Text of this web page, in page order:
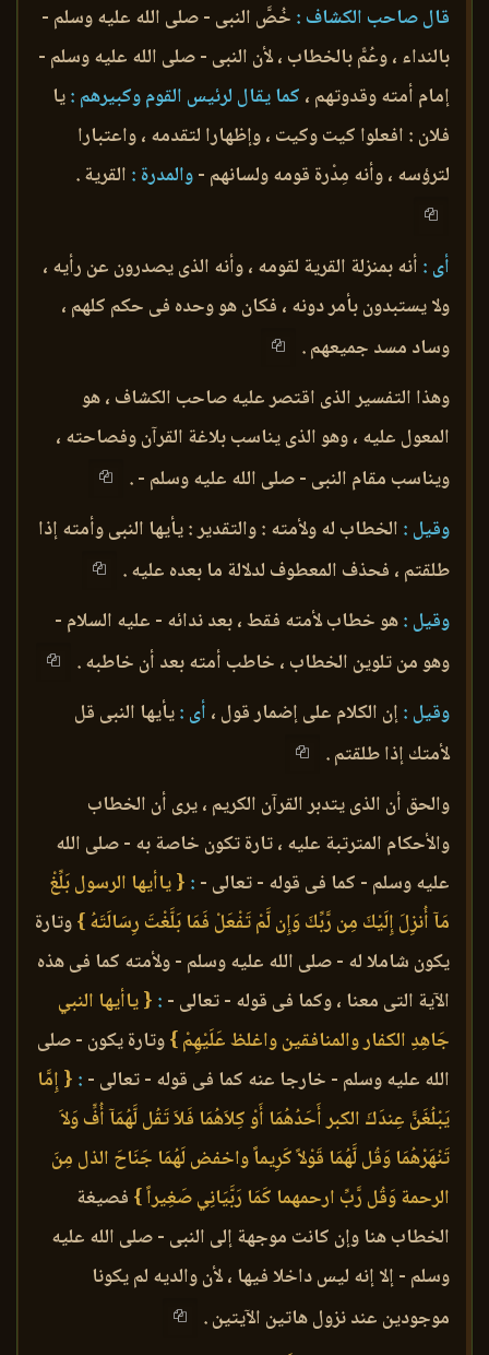
قال صاحب الكشاف : خُصَّ النبى - صلى الله عليه وسلم -
بالنداء ، وعُمًّ بالخطاب ، لأن النبى - صلى الله عليه وسلم -
إمام أمته وقدوتهم ، كما يقال لرئيس القوم وكبيرهم :يا
فلان : افعلوا كيت وكيت ، وإظهارا لتقدمه ، واعتبارا
لترؤسه ، وأنه مِدْرة قومه ولسانهم -والمدرة : القرية .
أى : أنه بمنزلة القرية لقومه ، وأنه الذى يصدرون عن رأيه ،
ولا يستبدون بأمر دونه ، فكان هو وحده فى حكم كلهم ،
وساد مسد جميعهم .
وهذا التفسير الذى اقتصر عليه صاحب الكشاف ، هو
المعول عليه ، وهو الذى يناسب بلاغة القرآن وفصاحته ،
ويناسب مقام النبى - صلى الله عليه وسلم - .
وقيل : الخطاب له ولأمته : والتقدير : يأيها النبى وأمته إذا
طلقتم ، فحذف المعطوف لدلالة ما بعده عليه .
وقيل :هو خطاب لأمته فقط ، بعد ندائه - عليه السلام -
وهو من تلوين الخطاب ، خاطب أمته بعد أن خاطبه .
وقيل :إن الكلام على إضمار قول ، أى :يأيها النبى قل
لأمتك إذا طلقتم .
والحق أن الذى يتدبر القرآن الكريم ، يرى أن الخطاب
والأحكام المترتبة عليه ، تارة تكون خاصة به - صلى الله
عليه وسلم - كما فى قوله - تعالى - : { ياأيها الرسول بَلِّغْ
مَآ أُنزِلَ إِلَيْكَ مِن رَّبِّكَ وَإِن لَّمْ تَفْعَلْ فَمَا بَلَّغْتَ رِسَالَتَهُ }وتارة
يكون شاملا له - صلى الله عليه وسلم - ولأمته كما فى هذه
الآية التى معنا ، وكما فى قوله - تعالى - : { ياأيها النبي
جَاهِدِ الكفار والمنافقين واغلظ عَلَيْهِمْ }وتارة يكون - صلى
الله عليه وسلم - خارجا عنه كما فى قوله - تعالى - : { إِمَّا
يَبْلُغَنَّ عِندَكَ الكبر أَحَدُهُمَا أَوْ كِلاَهُمَا فَلاَ تَقُل لَّهُمَآ أُفٍّ وَلاَ
تَنْهَرْهُمَا وَقُل لَّهُمَا قَوْلاً كَرِيماً واخفض لَهُمَا جَنَاحَ الذل مِنَ
الرحمة وَقُل رَّبِّ ارحمهما كَمَا رَبَّيَانِي صَغِيراً } فصيغة
الخطاب هنا وإن كانت موجهة إلى النبى - صلى الله عليه
وسلم - إلا إنه ليس داخلا فيها ، لأن والديه لم يكونا
موجودين عند نزول هاتين الآيتين .